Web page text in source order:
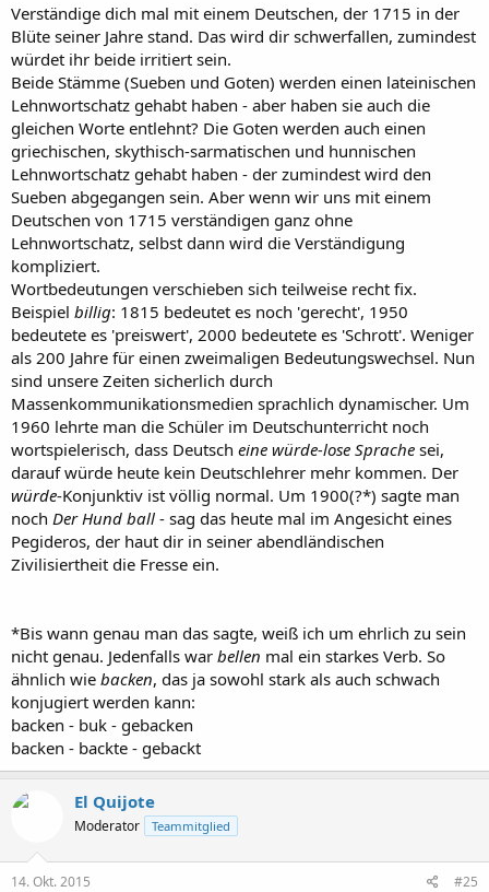
Verständige dich mal mit einem Deutschen, der 1715 in der
Blüte seiner Jahre stand. Das wird dir schwerfallen, zumindest
würdet ihr beide irritiert sein.
Beide Stämme (Sueben und Goten) werden einen lateinischen
Lehnwortschatz gehabt haben - aber haben sie auch die
gleichen Worte entlehnt? Die Goten werden auch einen
griechischen, skythisch-sarmatischen und hunnischen
Lehnwortschatz gehabt haben - der zumindest wird den
Sueben abgegangen sein. Aber wenn wir uns mit einem
Deutschen von 1715 verständigen ganz ohne
Lehnwortschatz, selbst dann wird die Verständigung
kompliziert.
Wortbedeutungen verschieben sich teilweise recht fix.
Beispiel billig: 1815 bedeutet es noch 'gerecht', 1950
bedeutete es 'preiswert', 2000 bedeutete es 'Schrott'. Weniger
als 200 Jahre für einen zweimaligen Bedeutungswechsel. Nun
sind unsere Zeiten sicherlich durch
Massenkommunikationsmedien sprachlich dynamischer. Um
1960 lehrte man die Schüler im Deutschunterricht noch
wortspielerisch, dass Deutsch eine würde-lose Sprache sei,
darauf würde heute kein Deutschlehrer mehr kommen. Der
würde-Konjunktiv ist völlig normal. Um 1900(?*) sagte man
noch Der Hund ball - sag das heute mal im Angesicht eines
Pegideros, der haut dir in seiner abendländischen
Zivilisiertheit die Fresse ein.
*Bis wann genau man das sagte, weiß ich um ehrlich zu sein
nicht genau. Jedenfalls war bellen mal ein starkes Verb. So
ähnlich wie backen, das ja sowohl stark als auch schwach
konjugiert werden kann:
backen - buk - gebacken
backen - backte - gebackt
El Quijote
Moderator Teammitglied
14. Okt. 2015 #25